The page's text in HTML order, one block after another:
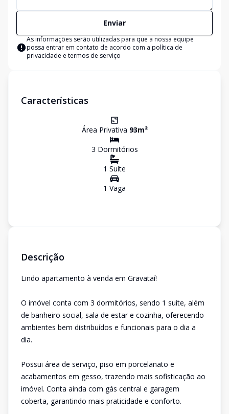
Enviar
As informações serão utilizadas para que a nossa equipe
possa entrar em contato de acordo com a política de
privacidade e termos de serviço
Características
Área Privativa 93m²
3 Dormitórios
1 Suíte
1 Vaga
Descrição
Lindo apartamento à venda em Gravataí!
O imóvel conta com 3 dormitórios, sendo 1 suíte, além
de banheiro social, sala de estar e cozinha, oferecendo
ambientes bem distribuídos e funcionais para o dia a
dia.
Possui área de serviço, piso em porcelanato e
acabamentos em gesso, trazendo mais sofisticação ao
imóvel. Conta ainda com gás central e garagem
coberta, garantindo mais praticidade e conforto.